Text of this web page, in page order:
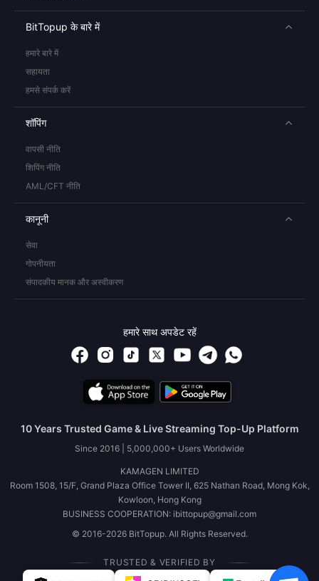
BitTopup के बारे में
हमारे बारे में
सहायता
हमसे संपर्क करें
शॉपिंग
वापसी नीति
शिपिंग नीति
AML/CFT नीति
कानूनी
सेवा
गोपनीयता
संपादकीय मानक और अस्वीकरण
हमारे साथ अपडेट रहें
10 Years Trusted Game & Live Streaming Top-Up Platform
Since 2016 | 5,000,000+ Users Worldwide
KAMAGEN LIMITED
Room 1508, 15/F, Grand Plaza Office Tower II, 625 Nathan Road, Mong Kok,
Kowloon, Hong Kong
BUSINESS COOPERATION: ibittopup@gmail.com
© 2016-2026 BitTopup. All Rights Reserved.
TRUSTED & VERIFIED BY